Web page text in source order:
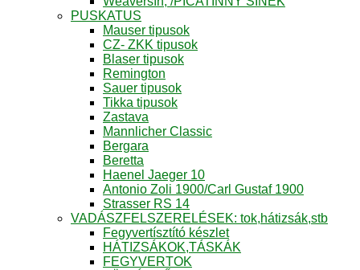
PUSKATUS
Mauser tipusok
CZ- ZKK tipusok
Blaser tipusok
Remington
Sauer tipusok
Tikka tipusok
Zastava
Mannlicher Classic
Bergara
Beretta
Haenel Jaeger 10
Antonio Zoli 1900/Carl Gustaf 1900
Strasser RS 14
VADÁSZFELSZERELÉSEK: tok,hátizsák,stb
Fegyvertísztító készlet
HÁTIZSÁKOK,TÁSKÁK
FEGYVERTOK